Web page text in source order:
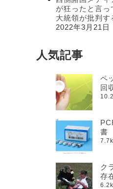
が狂ったと言っ
大統領が批判す
2022年3月21日
人気記事
ペ
回
書
ク
存